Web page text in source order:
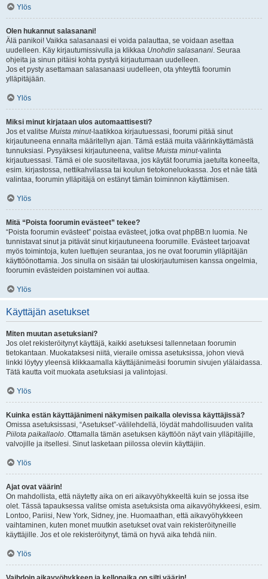
Ylös
Olen hukannut salasanani!
Älä panikoi! Vaikka salasanaasi ei voida palauttaa, se voidaan asettaa
uudelleen. Käy kirjautumissivulla ja klikkaa Unohdin salasanani. Seuraa
ohjeita ja sinun pitäisi kohta pystyä kirjautumaan uudelleen.
Jos et pysty asettamaan salasanaasi uudelleen, ota yhteyttä foorumin
ylläpitäjään.
Ylös
Miksi minut kirjataan ulos automaattisesti?
Jos et valitse Muista minut-laatikkoa kirjautuessasi, foorumi pitää sinut
kirjautuneena ennalta määritellyn ajan. Tämä estää muita väärinkäyttämästä
tunnuksiasi. Pysyäksesi kirjautuneena, valitse Muista minut-valinta
kirjautuessasi. Tämä ei ole suositeltavaa, jos käytät foorumia jaetulta koneelta,
esim. kirjastossa, nettikahvilassa tai koulun tietokoneluokassa. Jos et näe tätä
valintaa, foorumin ylläpitäjä on estänyt tämän toiminnon käyttämisen.
Ylös
Mitä “Poista foorumin evästeet” tekee?
“Poista foorumin evästeet” poistaa evästeet, jotka ovat phpBB:n luomia. Ne
tunnistavat sinut ja pitävät sinut kirjautuneena foorumille. Evästeet tarjoavat
myös toimintoja, kuten luettujen seurantaa, jos ne ovat foorumin ylläpitäjän
käyttöönottamia. Jos sinulla on sisään tai uloskirjautumisen kanssa ongelmia,
foorumin evästeiden poistaminen voi auttaa.
Ylös
Käyttäjän asetukset
Miten muutan asetuksiani?
Jos olet rekisteröitynyt käyttäjä, kaikki asetuksesi tallennetaan foorumin
tietokantaan. Muokataksesi niitä, vieraile omissa asetuksissa, johon vievä
linkki löytyy yleensä klikkaamalla käyttäjänimeäsi foorumin sivujen ylälaidassa.
Tätä kautta voit muokata asetuksiasi ja valintojasi.
Ylös
Kuinka estän käyttäjänimeni näkymisen paikalla olevissa käyttäjissä?
Omissa asetuksissasi, “Asetukset”-välilehdellä, löydät mahdollisuuden valita
Piilota paikallaolo. Ottamalla tämän asetuksen käyttöön näyt vain ylläpitäjille,
valvojille ja itsellesi. Sinut lasketaan piilossa oleviin käyttäjiin.
Ylös
Ajat ovat väärin!
On mahdollista, että näytetty aika on eri aikavyöhykkeeltä kuin se jossa itse
olet. Tässä tapauksessa valitse omista asetuksista oma aikavyöhykkeesi, esim.
Lontoo, Pariisi, New York, Sidney, jne. Huomaathan, että aikavyöhykkeen
vaihtaminen, kuten monet muutkin asetukset ovat vain rekisteröityneille
käyttäjille. Jos et ole rekisteröitynyt, tämä on hyvä aika tehdä niin.
Ylös